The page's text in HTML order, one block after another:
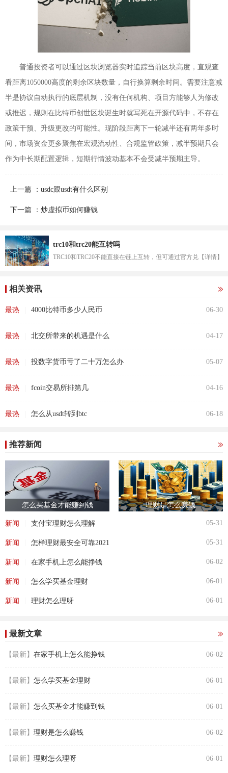
普通投资者可以通过区块浏览器实时追踪当前区块高度，直观查
看距离1050000高度的剩余区块数量，自行换算剩余时间。需要注意减
半是协议自动执行的底层机制，没有任何机构、项目方能够人为修改
或推迟，规则在比特币创世区块诞生时就写死在开源代码中，不存在
政策干预、升级更改的可能性。现阶段距离下一轮减半还有两年多时
间，市场资金更多聚焦在宏观流动性、合规监管政策，减半预期只会
作为中长期配置逻辑，短期行情波动基本不会受减半预期主导。
上一篇 ：usdc跟usdt有什么区别
下一篇 ：炒虚拟币如何赚钱
trc10和trc20能互转吗
TRC10和TRC20不能直接在链上互转，但可通过官方兑换合...
【详情】
相关资讯
最热 4000比特币多少人民币 06-30
最热 北交所带来的机遇是什么 04-17
最热 投数字货币亏了二十万怎么办 05-07
最热 fcoin交易所排第几 04-16
最热 怎么从usdt转到btc 06-18
推荐新闻
怎么买基金才能赚到钱 理财是怎么赚钱
新闻 支付宝理财怎么理解 05-31
新闻 怎样理财最安全可靠2021 05-31
新闻 在家手机上怎么能挣钱 06-02
新闻 怎么学买基金理财 06-01
新闻 理财怎么理呀 06-01
最新文章
【最新】 在家手机上怎么能挣钱 06-02
【最新】 怎么学买基金理财 06-01
【最新】 怎么买基金才能赚到钱 06-01
【最新】 理财是怎么赚钱 06-02
【最新】 理财怎么理呀 06-01